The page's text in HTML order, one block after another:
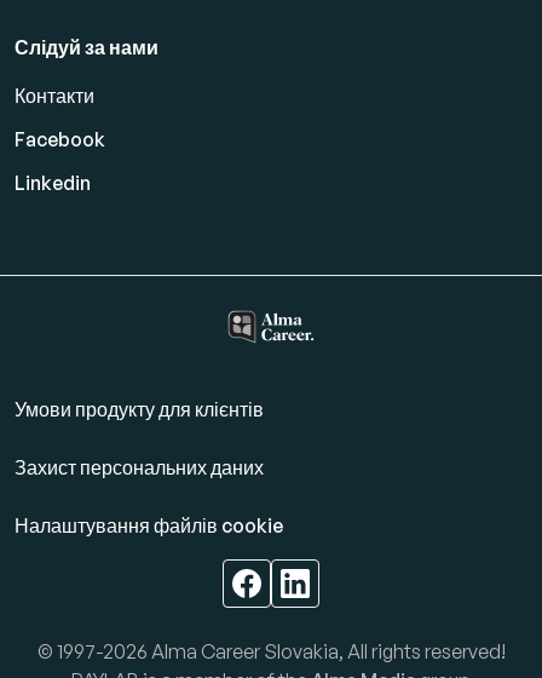
Слідуй за нами
Контакти
Facebook
Linkedin
Умови продукту для клієнтів
Захист персональних даних
Налаштування файлів cookie
© 1997-2026 Alma Career Slovakia, All rights reserved!